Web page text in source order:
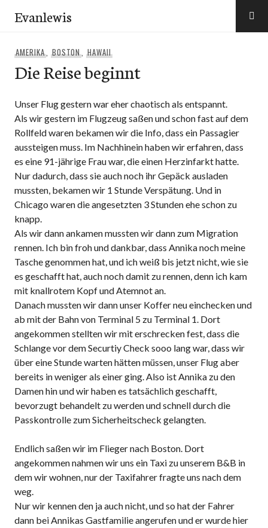
InhaltEvanlewis
AMERIKA, BOSTON,HAWAII
Die Reise beginnt
Unser Flug gestern war eher chaotisch als entspannt.
Als wir gestern im Flugzeug saßen und schon fast auf dem
Rollfeld waren bekamen wir die Info, dass ein Passagier
aussteigen muss. Im Nachhinein haben wir erfahren, dass
es eine 91-jährige Frau war, die einen Herzinfarkt hatte.
Nur dadurch, dass sie auch noch ihr Gepäck ausladen
mussten, bekamen wir 1 Stunde Verspätung. Und in
Chicago waren die angesetzten 3 Stunden ehe schon zu
knapp.
Als wir dann ankamen mussten wir dann zum Migration
rennen. Ich bin froh und dankbar, dass Annika noch meine
Tasche genommen hat, und ich weiß bis jetzt nicht, wie sie
es geschafft hat, auch noch damit zu rennen, denn ich kam
mit knallrotem Kopf und Atemnot an.
Danach mussten wir dann unser Koffer neu einchecken und
ab mit der Bahn von Terminal 5 zu Terminal 1. Dort
angekommen stellten wir mit erschrecken fest, dass die
Schlange vor dem Securtiy Check sooo lang war, dass wir
über eine Stunde warten hätten müssen, unser Flug aber
bereits in weniger als einer ging. Also ist Annika zu den
Damen hin und wir haben es tatsächlich geschafft,
bevorzugt behandelt zu werden und schnell durch die
Passkontrolle zum Sicherheitscheck gelangten.
Endlich saßen wir im Flieger nach Boston. Dort
angekommen nahmen wir uns ein Taxi zu unserem B&B in
dem wir wohnen, nur der Taxifahrer fragte uns nach dem
weg.
Nur wir kennen den ja auch nicht, und so hat der Fahrer
dann bei Annikas Gastfamilie angerufen und er wurde hier